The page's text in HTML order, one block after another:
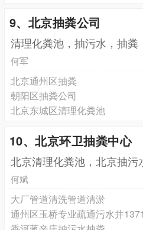
9、北京抽粪公司
清理化粪池，抽污水，抽粪
何军
北京通州区抽粪
朝阳区抽粪公司
北京东城区清理化粪池
10、北京环卫抽粪中心
北京清理化粪池，北京抽
何斌
大厂管道清洗管道清淤
通州区玉桥专业疏通污水井